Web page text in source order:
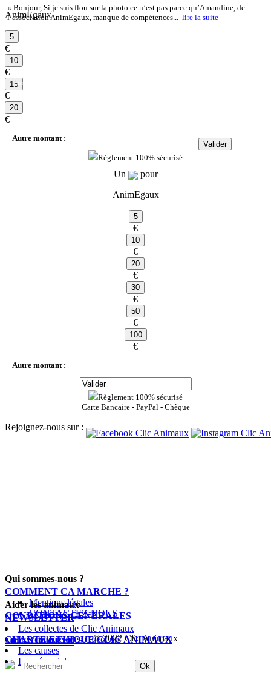
« Bonjour, Si je suis flou sur la photo ce n’est pas parce qu’Amandine, de
l’association AnimEgaux, manque de compétences... lire la suite
AnimEgaux
€
par mois
€
€
€
par mois
Autre montant :
Règlement 100% sécurisé
Un
pour
AnimEgaux
€
€
€
€
€
€
Autre montant :
Règlement 100% sécurisé
Carte Bancaire - PayPal - Chèque
Rejoignez-nous sur :
Qui sommes-nous ?
Mentions légales
CONTACTEZ-NOUS
COMMENT CA MARCHE ?
CONDITIONS GENERALES
CHARTE ETHIQUE CLIC ANIMAUX
Aider les animaux
Les collectes de Clic Animaux
Les collectes des Clicoeurs
Les causes
Le mémorial
NEWSLETTER
MON COMPTE © 2022 Clic Animaux